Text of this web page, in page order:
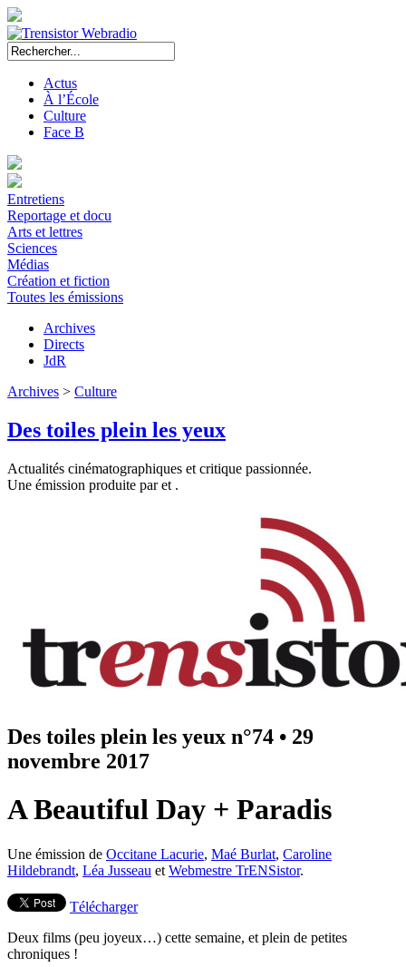
Actus
À l’École
Culture
Face B
Entretiens
Reportage et docu
Arts et lettres
Sciences
Médias
Création et fiction
Toutes les émissions
Archives
Directs
JdR
Archives > Culture
Des toiles plein les yeux
Actualités cinématographiques et critique passionnée.
Une émission produite paret .
Des toiles plein les yeux n°74 • 29
novembre 2017
A Beautiful Day + Paradis
Une émission de Occitane Lacurie, Maé Burlat, Caroline
Hildebrandt, Léa Jusseau et Webmestre TrENSistor.
Télécharger
Deux films (peu joyeux…) cette semaine, et plein de petites
chroniques !